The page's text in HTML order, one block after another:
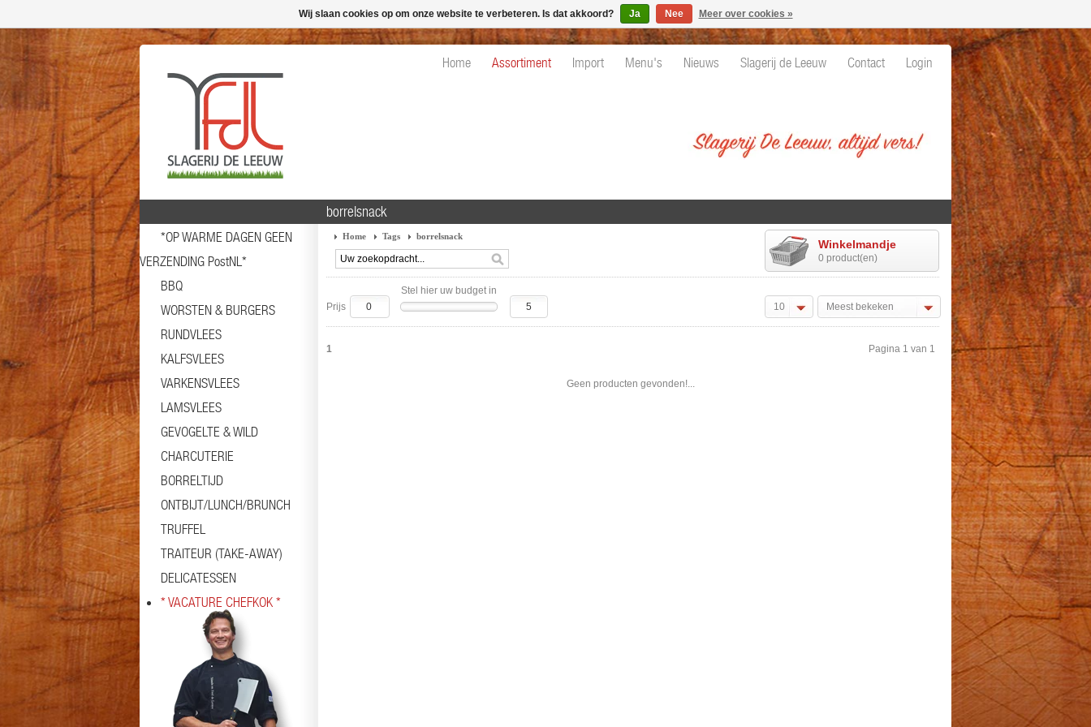
Home Assortiment Import Menu's Nieuws Slagerij de Leeuw Contact Login
*OP WARME DAGEN GEEN
VERZENDING PostNL*
BBQ
WORSTEN & BURGERS
RUNDVLEES
KALFSVLEES
VARKENSVLEES
LAMSVLEES
GEVOGELTE & WILD
CHARCUTERIE
BORRELTIJD
ONTBIJT/LUNCH/BRUNCH
TRUFFEL
TRAITEUR (TAKE-AWAY)
DELICATESSEN
* VACATURE CHEFKOK *
borrelsnack
Home Tags borrelsnack
Winkelmandje
0 product(en)
Stel hier uw budget in
Prijs
10 Meest bekeken
Geen producten gevonden!...
1 Pagina 1 van 1
Wij slaan cookies op om onze website te verbeteren. Is dat akkoord? Ja Nee Meer over cookies »